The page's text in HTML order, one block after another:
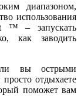
диапазоном,
использования
™ – запускать
как заводить
ли вы острыми
отдыхаете
поможет вам